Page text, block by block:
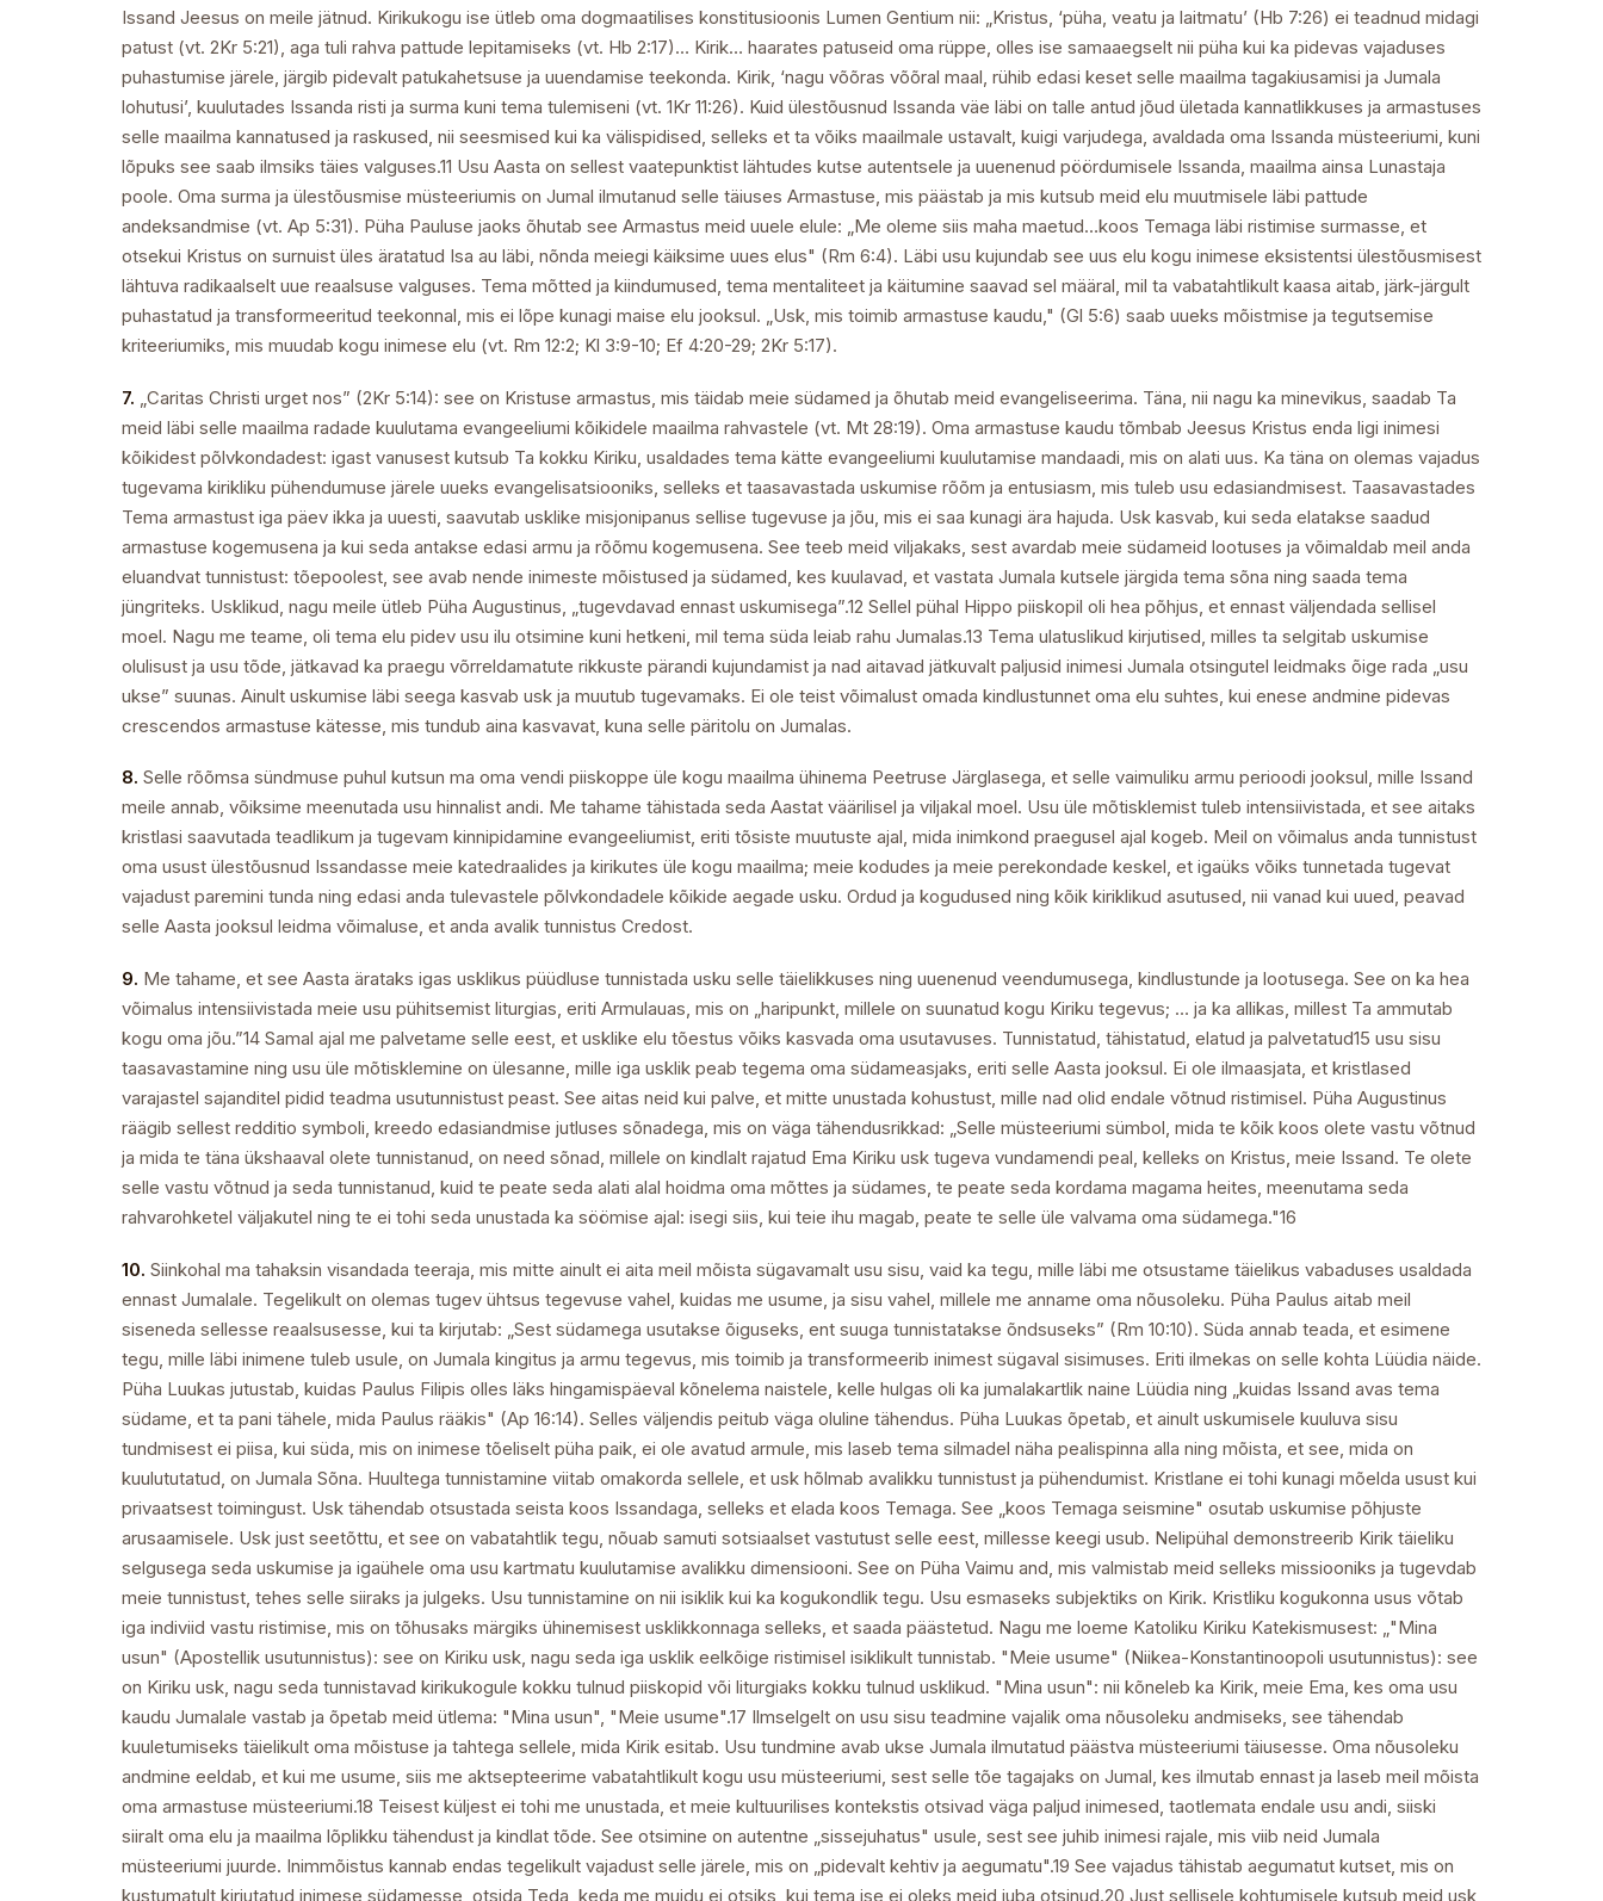
Issand Jeesus on meile jätnud. Kirikukogu ise ütleb oma dogmaatilises konstitusioonis Lumen Gentium nii: „Kristus, ‘püha, veatu ja laitmatu’ (Hb 7:26) ei teadnud midagi
patust (vt. 2Kr 5:21), aga tuli rahva pattude lepitamiseks (vt. Hb 2:17)… Kirik… haarates patuseid oma rüppe, olles ise samaaegselt nii püha kui ka pidevas vajaduses
puhastumise järele, järgib pidevalt patukahetsuse ja uuendamise teekonda. Kirik, ‘nagu võõras võõral maal, rühib edasi keset selle maailma tagakiusamisi ja Jumala
lohutusi’, kuulutades Issanda risti ja surma kuni tema tulemiseni (vt. 1Kr 11:26). Kuid ülestõusnud Issanda väe läbi on talle antud jõud ületada kannatlikkuses ja armastuses
selle maailma kannatused ja raskused, nii seesmised kui ka välispidised, selleks et ta võiks maailmale ustavalt, kuigi varjudega, avaldada oma Issanda müsteeriumi, kuni
lõpuks see saab ilmsiks täies valguses.11 Usu Aasta on sellest vaatepunktist lähtudes kutse autentsele ja uuenenud pöördumisele Issanda, maailma ainsa Lunastaja
poole. Oma surma ja ülestõusmise müsteeriumis on Jumal ilmutanud selle täiuses Armastuse, mis päästab ja mis kutsub meid elu muutmisele läbi pattude
andeksandmise (vt. Ap 5:31). Püha Pauluse jaoks õhutab see Armastus meid uuele elule: „Me oleme siis maha maetud…koos Temaga läbi ristimise surmasse, et
otsekui Kristus on surnuist üles äratatud Isa au läbi, nõnda meiegi käiksime uues elus" (Rm 6:4). Läbi usu kujundab see uus elu kogu inimese eksistentsi ülestõusmisest
lähtuva radikaalselt uue reaalsuse valguses. Tema mõtted ja kiindumused, tema mentaliteet ja käitumine saavad sel määral, mil ta vabatahtlikult kaasa aitab, järk-järgult
puhastatud ja transformeeritud teekonnal, mis ei lõpe kunagi maise elu jooksul. „Usk, mis toimib armastuse kaudu," (Gl 5:6) saab uueks mõistmise ja tegutsemise
kriteeriumiks, mis muudab kogu inimese elu (vt. Rm 12:2; Kl 3:9-10; Ef 4:20-29; 2Kr 5:17).
7. „Caritas Christi urget nos” (2Kr 5:14): see on Kristuse armastus, mis täidab meie südamed ja õhutab meid evangeliseerima. Täna, nii nagu ka minevikus, saadab Ta
meid läbi selle maailma radade kuulutama evangeeliumi kõikidele maailma rahvastele (vt. Mt 28:19). Oma armastuse kaudu tõmbab Jeesus Kristus enda ligi inimesi
kõikidest põlvkondadest: igast vanusest kutsub Ta kokku Kiriku, usaldades tema kätte evangeeliumi kuulutamise mandaadi, mis on alati uus. Ka täna on olemas vajadus
tugevama kirikliku pühendumuse järele uueks evangelisatsiooniks, selleks et taasavastada uskumise rõõm ja entusiasm, mis tuleb usu edasiandmisest. Taasavastades
Tema armastust iga päev ikka ja uuesti, saavutab usklike misjonipanus sellise tugevuse ja jõu, mis ei saa kunagi ära hajuda. Usk kasvab, kui seda elatakse saadud
armastuse kogemusena ja kui seda antakse edasi armu ja rõõmu kogemusena. See teeb meid viljakaks, sest avardab meie südameid lootuses ja võimaldab meil anda
eluandvat tunnistust: tõepoolest, see avab nende inimeste mõistused ja südamed, kes kuulavad, et vastata Jumala kutsele järgida tema sõna ning saada tema
jüngriteks. Usklikud, nagu meile ütleb Püha Augustinus, „tugevdavad ennast uskumisega”.12 Sellel pühal Hippo piiskopil oli hea põhjus, et ennast väljendada sellisel
moel. Nagu me teame, oli tema elu pidev usu ilu otsimine kuni hetkeni, mil tema süda leiab rahu Jumalas.13 Tema ulatuslikud kirjutised, milles ta selgitab uskumise
olulisust ja usu tõde, jätkavad ka praegu võrreldamatute rikkuste pärandi kujundamist ja nad aitavad jätkuvalt paljusid inimesi Jumala otsingutel leidmaks õige rada „usu
ukse” suunas. Ainult uskumise läbi seega kasvab usk ja muutub tugevamaks. Ei ole teist võimalust omada kindlustunnet oma elu suhtes, kui enese andmine pidevas
crescendos armastuse kätesse, mis tundub aina kasvavat, kuna selle päritolu on Jumalas.
8. Selle rõõmsa sündmuse puhul kutsun ma oma vendi piiskoppe üle kogu maailma ühinema Peetruse Järglasega, et selle vaimuliku armu perioodi jooksul, mille Issand
meile annab, võiksime meenutada usu hinnalist andi. Me tahame tähistada seda Aastat väärilisel ja viljakal moel. Usu üle mõtisklemist tuleb intensiivistada, et see aitaks
kristlasi saavutada teadlikum ja tugevam kinnipidamine evangeeliumist, eriti tõsiste muutuste ajal, mida inimkond praegusel ajal kogeb. Meil on võimalus anda tunnistust
oma usust ülestõusnud Issandasse meie katedraalides ja kirikutes üle kogu maailma; meie kodudes ja meie perekondade keskel, et igaüks võiks tunnetada tugevat
vajadust paremini tunda ning edasi anda tulevastele põlvkondadele kõikide aegade usku. Ordud ja kogudused ning kõik kiriklikud asutused, nii vanad kui uued, peavad
selle Aasta jooksul leidma võimaluse, et anda avalik tunnistus Credost.
9. Me tahame, et see Aasta ärataks igas usklikus püüdluse tunnistada usku selle täielikkuses ning uuenenud veendumusega, kindlustunde ja lootusega. See on ka hea
võimalus intensiivistada meie usu pühitsemist liturgias, eriti Armulauas, mis on „haripunkt, millele on suunatud kogu Kiriku tegevus; … ja ka allikas, millest Ta ammutab
kogu oma jõu.”14 Samal ajal me palvetame selle eest, et usklike elu tõestus võiks kasvada oma usutavuses. Tunnistatud, tähistatud, elatud ja palvetatud15 usu sisu
taasavastamine ning usu üle mõtisklemine on ülesanne, mille iga usklik peab tegema oma südameasjaks, eriti selle Aasta jooksul. Ei ole ilmaasjata, et kristlased
varajastel sajanditel pidid teadma usutunnistust peast. See aitas neid kui palve, et mitte unustada kohustust, mille nad olid endale võtnud ristimisel. Püha Augustinus
räägib sellest redditio symboli, kreedo edasiandmise jutluses sõnadega, mis on väga tähendusrikkad: „Selle müsteeriumi sümbol, mida te kõik koos olete vastu võtnud
ja mida te täna ükshaaval olete tunnistanud, on need sõnad, millele on kindlalt rajatud Ema Kiriku usk tugeva vundamendi peal, kelleks on Kristus, meie Issand. Te olete
selle vastu võtnud ja seda tunnistanud, kuid te peate seda alati alal hoidma oma mõttes ja südames, te peate seda kordama magama heites, meenutama seda
rahvarohketel väljakutel ning te ei tohi seda unustada ka söömise ajal: isegi siis, kui teie ihu magab, peate te selle üle valvama oma südamega."16
10. Siinkohal ma tahaksin visandada teeraja, mis mitte ainult ei aita meil mõista sügavamalt usu sisu, vaid ka tegu, mille läbi me otsustame täielikus vabaduses usaldada
ennast Jumalale. Tegelikult on olemas tugev ühtsus tegevuse vahel, kuidas me usume, ja sisu vahel, millele me anname oma nõusoleku. Püha Paulus aitab meil
siseneda sellesse reaalsusesse, kui ta kirjutab: „Sest südamega usutakse õiguseks, ent suuga tunnistatakse õndsuseks” (Rm 10:10). Süda annab teada, et esimene
tegu, mille läbi inimene tuleb usule, on Jumala kingitus ja armu tegevus, mis toimib ja transformeerib inimest sügaval sisimuses. Eriti ilmekas on selle kohta Lüüdia näide.
Püha Luukas jutustab, kuidas Paulus Filipis olles läks hingamispäeval kõnelema naistele, kelle hulgas oli ka jumalakartlik naine Lüüdia ning „kuidas Issand avas tema
südame, et ta pani tähele, mida Paulus rääkis" (Ap 16:14). Selles väljendis peitub väga oluline tähendus. Püha Luukas õpetab, et ainult uskumisele kuuluva sisu
tundmisest ei piisa, kui süda, mis on inimese tõeliselt püha paik, ei ole avatud armule, mis laseb tema silmadel näha pealispinna alla ning mõista, et see, mida on
kuulututatud, on Jumala Sõna. Huultega tunnistamine viitab omakorda sellele, et usk hõlmab avalikku tunnistust ja pühendumist. Kristlane ei tohi kunagi mõelda usust kui
privaatsest toimingust. Usk tähendab otsustada seista koos Issandaga, selleks et elada koos Temaga. See „koos Temaga seismine" osutab uskumise põhjuste
arusaamisele. Usk just seetõttu, et see on vabatahtlik tegu, nõuab samuti sotsiaalset vastutust selle eest, millesse keegi usub. Nelipühal demonstreerib Kirik täieliku
selgusega seda uskumise ja igaühele oma usu kartmatu kuulutamise avalikku dimensiooni. See on Püha Vaimu and, mis valmistab meid selleks missiooniks ja tugevdab
meie tunnistust, tehes selle siiraks ja julgeks. Usu tunnistamine on nii isiklik kui ka kogukondlik tegu. Usu esmaseks subjektiks on Kirik. Kristliku kogukonna usus võtab
iga indiviid vastu ristimise, mis on tõhusaks märgiks ühinemisest usklikkonnaga selleks, et saada päästetud. Nagu me loeme Katoliku Kiriku Katekismusest: „"Mina
usun" (Apostellik usutunnistus): see on Kiriku usk, nagu seda iga usklik eelkõige ristimisel isiklikult tunnistab. "Meie usume" (Niikea-Konstantinoopoli usutunnistus): see
on Kiriku usk, nagu seda tunnistavad kirikukogule kokku tulnud piiskopid või liturgiaks kokku tulnud usklikud. "Mina usun": nii kõneleb ka Kirik, meie Ema, kes oma usu
kaudu Jumalale vastab ja õpetab meid ütlema: "Mina usun", "Meie usume".17 Ilmselgelt on usu sisu teadmine vajalik oma nõusoleku andmiseks, see tähendab
kuuletumiseks täielikult oma mõistuse ja tahtega sellele, mida Kirik esitab. Usu tundmine avab ukse Jumala ilmutatud päästva müsteeriumi täiusesse. Oma nõusoleku
andmine eeldab, et kui me usume, siis me aktsepteerime vabatahtlikult kogu usu müsteeriumi, sest selle tõe tagajaks on Jumal, kes ilmutab ennast ja laseb meil mõista
oma armastuse müsteeriumi.18 Teisest küljest ei tohi me unustada, et meie kultuurilises kontekstis otsivad väga paljud inimesed, taotlemata endale usu andi, siiski
siiralt oma elu ja maailma lõplikku tähendust ja kindlat tõde. See otsimine on autentne „sissejuhatus" usule, sest see juhib inimesi rajale, mis viib neid Jumala
müsteeriumi juurde. Inimmõistus kannab endas tegelikult vajadust selle järele, mis on „pidevalt kehtiv ja aegumatu".19 See vajadus tähistab aegumatut kutset, mis on
kustumatult kirjutatud inimese südamesse, otsida Teda, keda me muidu ei otsiks, kui tema ise ei oleks meid juba otsinud.20 Just sellisele kohtumisele kutsub meid usk